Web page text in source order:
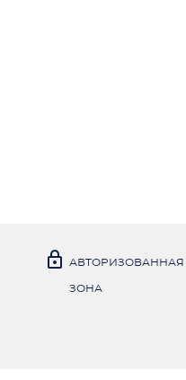
 АВТОРИЗОВАННАЯ
ЗОНА